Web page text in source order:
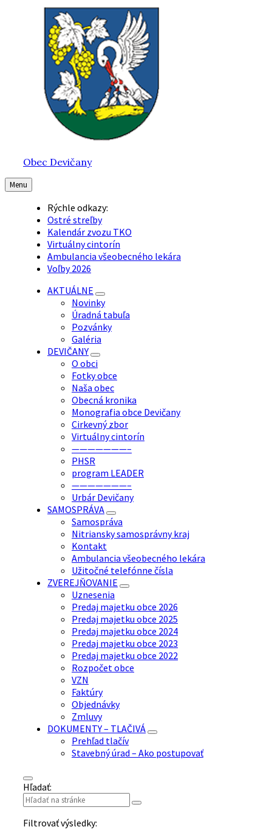
Obec Devičany
Menu
Rýchle odkazy:
Ostré streľby
Kalendár zvozu TKO
Virtuálny cintorín
Ambulancia všeobecného lekára
Voľby 2026
AKTUÁLNE
Novinky
Úradná tabuľa
Pozvánky
Galéria
DEVIČANY
O obci
Fotky obce
Naša obec
Obecná kronika
Monografia obce Devičany
Cirkevný zbor
Virtuálny cintorín
———————–
PHSR
program LEADER
———————–
Urbár Devičany
SAMOSPRÁVA
Samospráva
Nitriansky samosprávny kraj
Kontakt
Ambulancia všeobecného lekára
Užitočné telefónne čísla
ZVEREJŇOVANIE
Uznesenia
Predaj majetku obce 2026
Predaj majetku obce 2025
Predaj majetku obce 2024
Predaj majetku obce 2023
Predaj majetku obce 2022
Rozpočet obce
VZN
Faktúry
Objednávky
Zmluvy
DOKUMENTY – TLAČIVÁ
Prehľad tlačív
Stavebný úrad – Ako postupovať
Hľadať:
Filtrovať výsledky: